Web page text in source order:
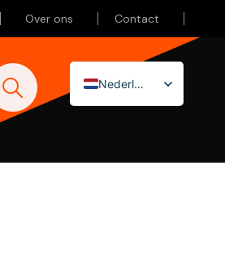
Over ons Contact
Nederlands
English (UK)